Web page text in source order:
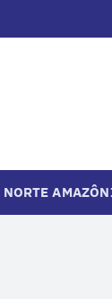
NORTE